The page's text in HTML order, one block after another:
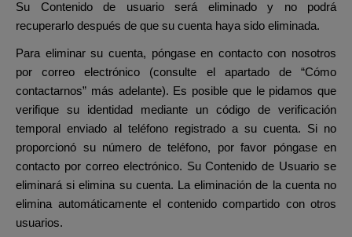
Su Contenido de usuario será eliminado y no podrá
recuperarlo después de que su cuenta haya sido eliminada.
Para eliminar su cuenta, póngase en contacto con nosotros
por correo electrónico (consulte el apartado de “Cómo
contactarnos” más adelante). Es posible que le pidamos que
verifique su identidad mediante un código de verificación
temporal enviado al teléfono registrado a su cuenta. Si no
proporcionó su número de teléfono, por favor póngase en
contacto por correo electrónico. Su Contenido de Usuario se
eliminará si elimina su cuenta. La eliminación de la cuenta no
elimina automáticamente el contenido compartido con otros
usuarios.